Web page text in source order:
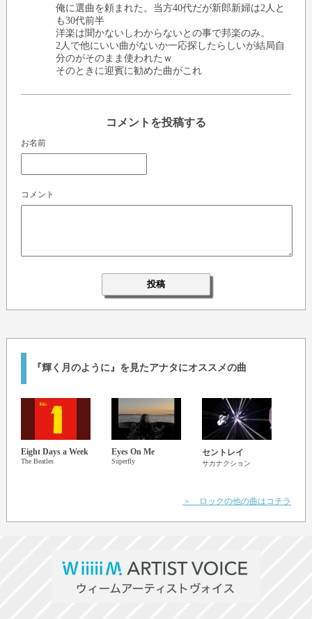
俺に選曲を頼まれた。当方40代だが新郎新婦は2人と
も30代前半
洋楽は聞かないしわからないとの事で邦楽のみ。
2人で他にいい曲がないか一応探したらしいが結局自
分のがそのまま使われたｗ
そのときに迎賓に勧めた曲がこれ
コメントを投稿する
お名前
コメント
『輝く月のように』を見たアナタにオススメの曲
Eight Days a Week
The Beatles
Eyes On Me
Superfly
セントレイ
サカナクション
＞ ロックの他の曲はコチラ